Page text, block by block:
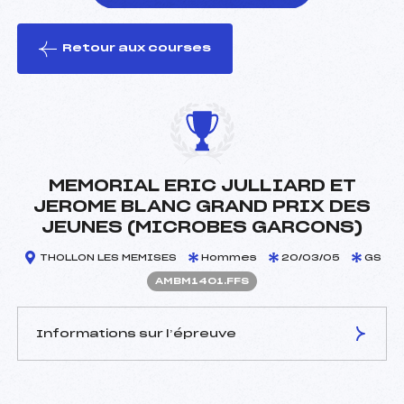
le ski
Retour aux courses
MEMORIAL ERIC JULLIARD ET
JEROME BLANC GRAND PRIX DES
JEUNES (MICROBES GARCONS)
THOLLON LES MEMISES Hommes 20/03/05 GS
AMBM1401.FFS
Informations sur l’épreuve